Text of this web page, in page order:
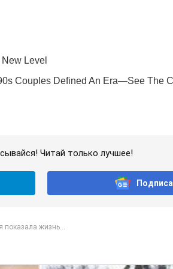
Читай только лучшее!
показала жизнь...